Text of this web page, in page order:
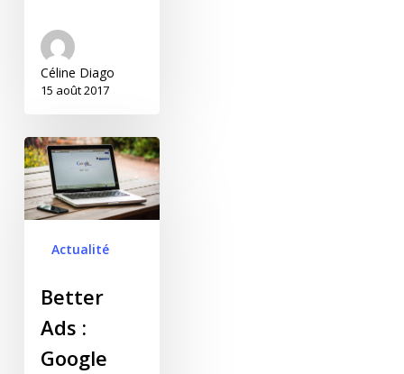
Céline Diago
15 août 2017
Better Ads : Google
lance son propre
Adblockers
Actualité
Better
Ads :
Google